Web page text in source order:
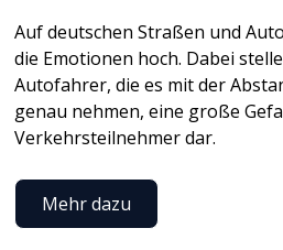
Auf deutschen Straßen und
die Emotionen hoch. Dabei
Autofahrer, die es mit der
genau nehmen, eine große
Verkehrsteilnehmer dar.
Mehr dazu